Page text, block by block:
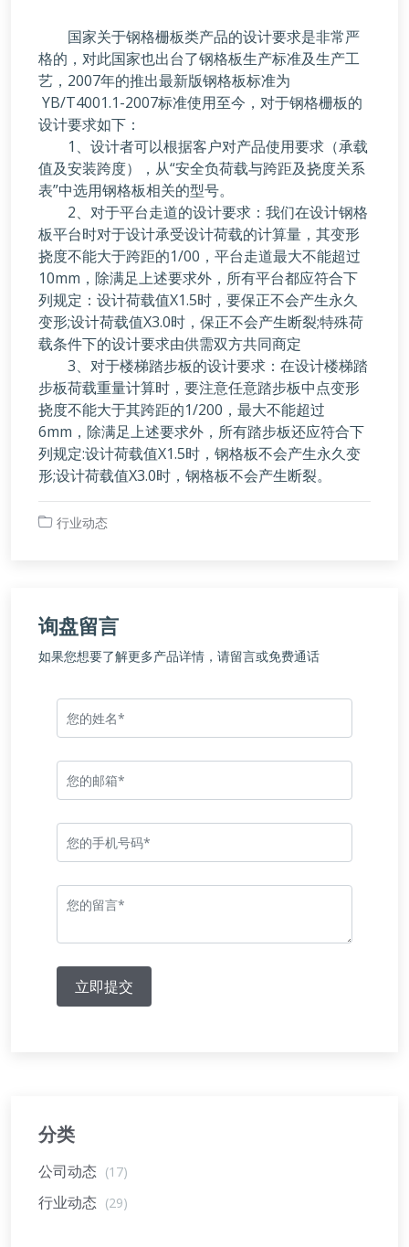
国家关于钢格栅板类产品的设计要求是非常严
格的，对此国家也出台了钢格板生产标准及生产工
艺，2007年的推出最新版钢格板标准为
YB/T4001.1-2007标准使用至今，对于钢格栅板的
设计要求如下：
1、设计者可以根据客户对产品使用要求（承载
值及安装跨度），从“安全负荷载与跨距及挠度关系
表”中选用钢格板相关的型号。
2、对于平台走道的设计要求：我们在设计钢格
板平台时对于设计承受设计荷载的计算量，其变形
挠度不能大于跨距的1/00，平台走道最大不能超过
10mm，除满足上述要求外，所有平台都应符合下
列规定：设计荷载值X1.5时，要保正不会产生永久
变形;设计荷载值X3.0时，保正不会产生断裂;特殊荷
载条件下的设计要求由供需双方共同商定
3、对于楼梯踏步板的设计要求：在设计楼梯踏
步板荷载重量计算时，要注意任意踏步板中点变形
挠度不能大于其跨距的1/200，最大不能超过
6mm，除满足上述要求外，所有踏步板还应符合下
列规定:设计荷载值X1.5时，钢格板不会产生永久变
形;设计荷载值X3.0时，钢格板不会产生断裂。
行业动态
询盘留言
如果您想要了解更多产品详情，请留言或免费通话
立即提交
分类
公司动态 (17)
行业动态 (29)